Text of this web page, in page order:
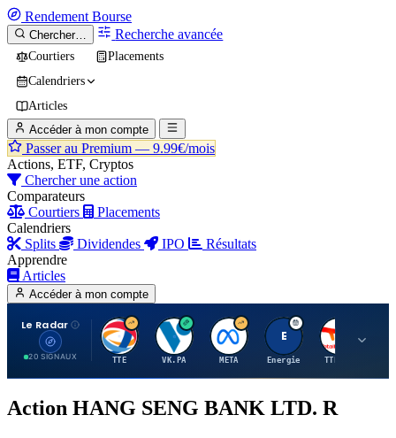
Rendement Bourse
Chercher… Recherche avancée
Courtiers
Placements
Calendriers
Articles
Accéder à mon compte
Passer au Premium — 9.99€/mois
Actions, ETF, Cryptos
Chercher une action
Comparateurs
Courtiers
Placements
Calendriers
Splits
Dividendes IPO
Résultats
Apprendre
Articles
Accéder à mon compte
Le Radar
20 SIGNAUX
T
TTE
V
VK.PA
M
META
E
Energie
T
TTE.PA
Action HANG SENG BANK LTD. R